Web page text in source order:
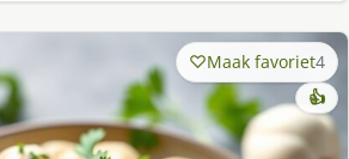
Maak favoriet4
👍